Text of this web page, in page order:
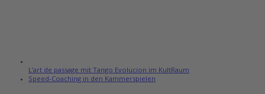
L’art de passage mit Tango Evolucion im KultRaum
Speed-Coaching in den Kammerspielen